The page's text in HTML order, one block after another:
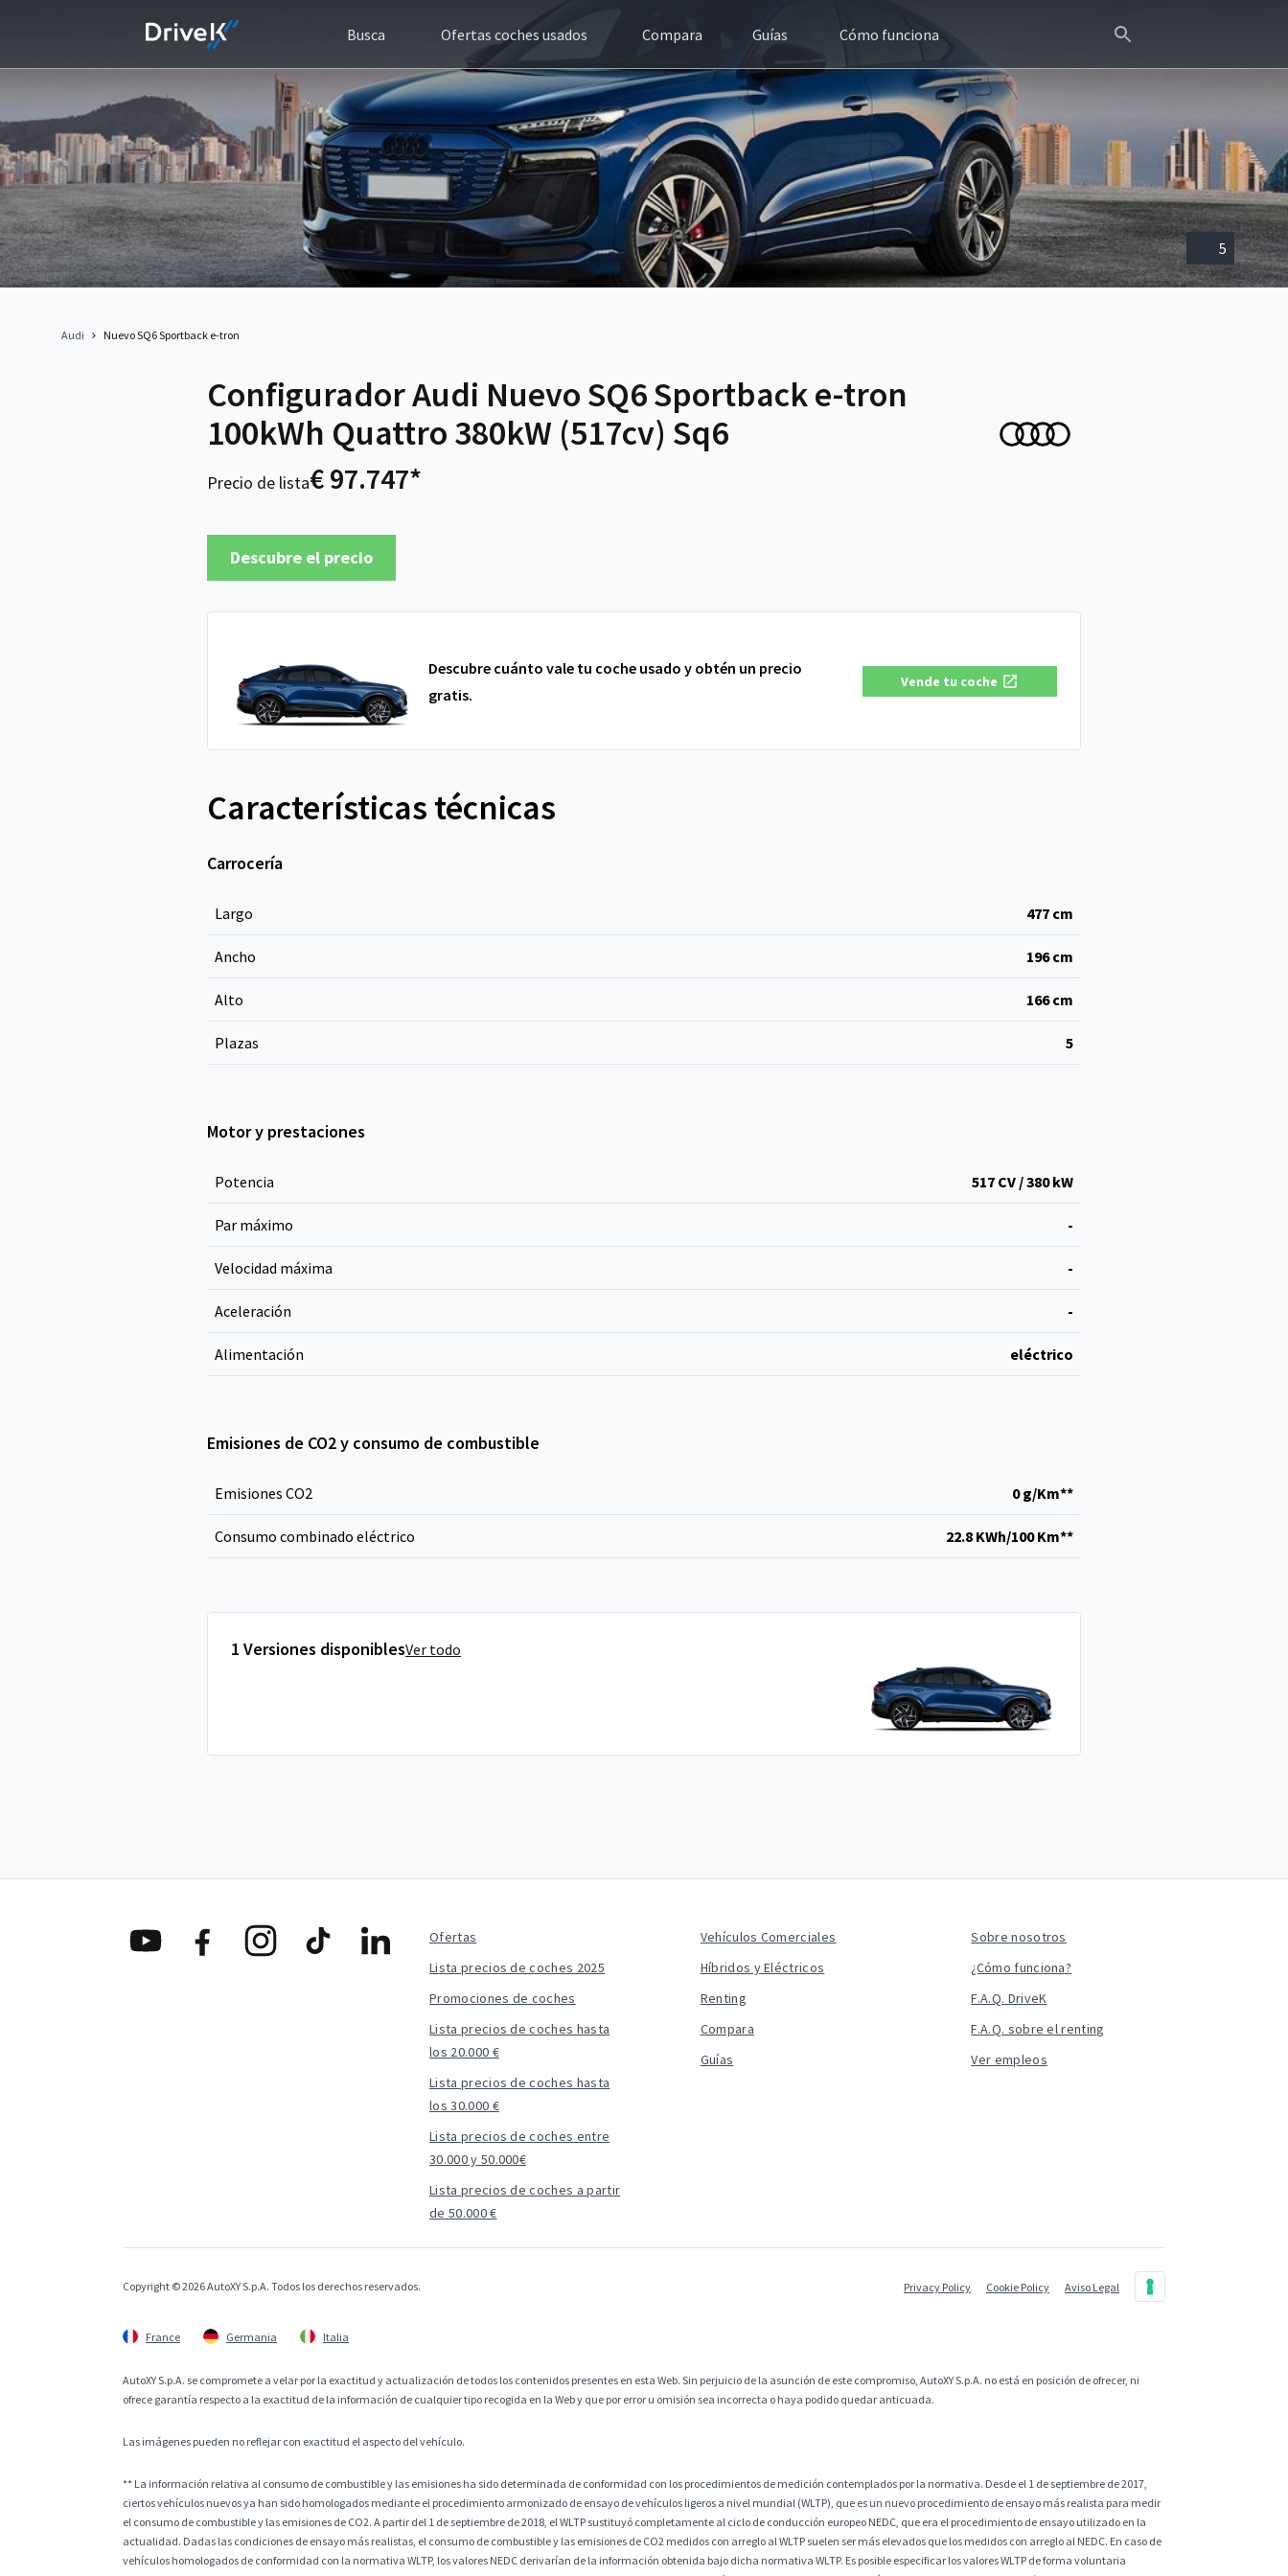
Busca Ofertas coches usados Compara Guías Cómo funciona
5
Audi Nuevo SQ6 Sportback e-tron
Configurador Audi Nuevo SQ6 Sportback e-tron
100kWh Quattro 380kW (517cv) Sq6
Precio de lista€ 97.747*
Descubre el precio
Descubre cuánto vale tu coche usado y obtén un precio
gratis.
Vende tu coche
Características técnicas
Carrocería
Largo 477 cm
Ancho 196cm
Alto 166cm
Plazas 5
Motor y prestaciones
Potencia 517 CV / 380 kW
Par máximo -
Velocidad máxima -
Aceleración -
Alimentación eléctrico
Emisiones de CO2 y consumo de combustible
Emisiones CO2 0 g/Km**
Consumo combinado eléctrico 22.8 KWh/100 Km**
1 Versiones disponiblesVer todo
Ofertas
Lista precios de coches 2025
Promociones de coches
Lista precios de coches hasta
los 20.000 €
Lista precios de coches hasta
los 30.000 €
Lista precios de coches entre
30.000 y 50.000€
Lista precios de coches a partir
de 50.000 €
Vehículos Comerciales
Híbridos y Eléctricos
Renting
Compara
Guías
Sobre nosotros
¿Cómo funciona?
F.A.Q. DriveK
F.A.Q. sobre el renting
Ver empleos
Copyright © 2026 AutoXY S.p.A. Todos los derechos reservados. Privacy Policy Cookie Policy Aviso Legal
France Germania Italia
AutoXY S.p.A. se compromete a velar por la exactitud y actualización de todos los contenidos presentes en esta Web. Sin perjuicio de la asunción de este compromiso, AutoXY S.p.A. no está en posición de ofrecer, ni
ofrece garantía respecto a la exactitud de la información de cualquier tipo recogida en la Web y que por error u omisión sea incorrecta o haya podido quedar anticuada.
Las imágenes pueden no reflejar con exactitud el aspecto del vehículo.
** La información relativa al consumo de combustible y las emisiones ha sido determinada de conformidad con los procedimientos de medición contemplados por la normativa. Desde el 1 de septiembre de 2017,
ciertos vehículos nuevos ya han sido homologados mediante el procedimiento armonizado de ensayo de vehículos ligeros a nivel mundial (WLTP), que es un nuevo procedimiento de ensayo más realista para medir
el consumo de combustible y las emisiones de CO2. A partir del 1 de septiembre de 2018, el WLTP sustituyó completamente al ciclo de conducción europeo NEDC, que era el procedimiento de ensayo utilizado en la
actualidad. Dadas las condiciones de ensayo más realistas, el consumo de combustible y las emisiones de CO2 medidos con arreglo al WLTP suelen ser más elevados que los medidos con arreglo al NEDC. En caso de
vehículos homologados de conformidad con la normativa WLTP, los valores NEDC derivarían de la información obtenida bajo dicha normativa WLTP. Es posible especificar los valores WLTP de forma voluntaria